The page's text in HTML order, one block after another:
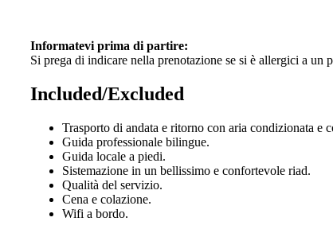
Informatevi prima di partire:
Si prega di indicare nella prenotazione se si è allergici a un
Included/Excluded
Trasporto di andata e ritorno con aria condizionata e
Guida professionale bilingue.
Guida locale a piedi.
Sistemazione in un bellissimo e confortevole riad.
Qualità del servizio.
Cena e colazione.
Wifi a bordo.